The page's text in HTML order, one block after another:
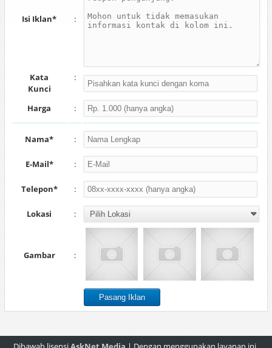
Isi Iklan* :
Kata
Kunci
:
Harga :
Nama* :
E-Mail* :
Telepon* :
Lokasi :
Gambar :